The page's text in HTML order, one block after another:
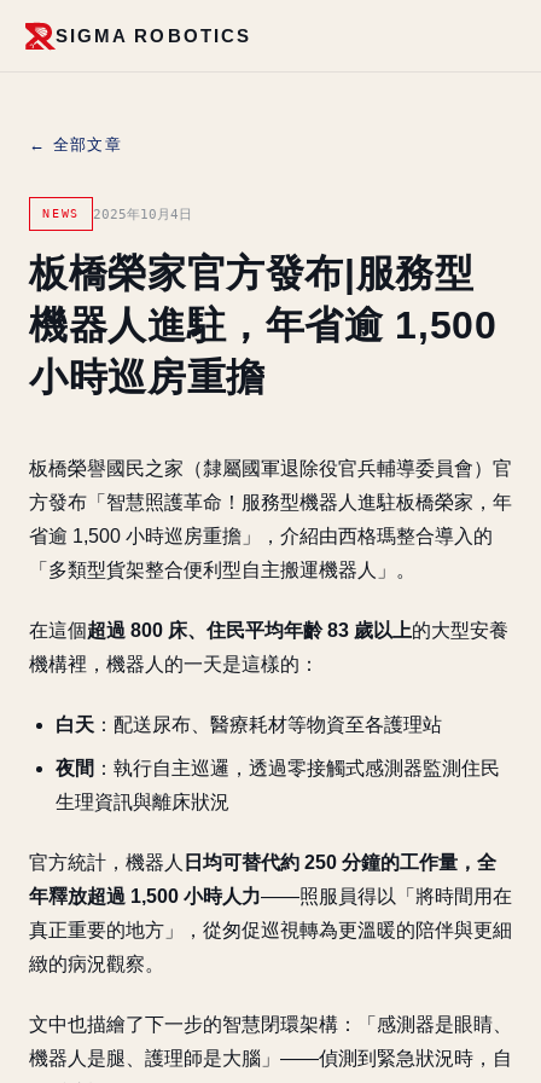
SIGMA ROBOTICS
← 全部文章
NEWS 2025年10月4日
板橋榮家官方發布|服務型
機器人進駐，年省逾 1,500
小時巡房重擔
板橋榮譽國民之家（隸屬國軍退除役官兵輔導委員會）官
方發布「智慧照護革命！服務型機器人進駐板橋榮家，年
省逾 1,500 小時巡房重擔」，介紹由西格瑪整合導入的
「多類型貨架整合便利型自主搬運機器人」。
在這個超過 800 床、住民平均年齡 83 歲以上的大型安養
機構裡，機器人的一天是這樣的：
白天 ：配送尿布、醫療耗材等物資至各護理站
夜間 ：執行自主巡邏，透過零接觸式感測器監測住民
生理資訊與離床狀況
官方統計，機器人 日均可替代約 250 分鐘的工作量，全
年釋放超過 1,500 小時人力——照服員得以「將時間用在
真正重要的地方」，從匆促巡視轉為更溫暖的陪伴與更細
緻的病況觀察。
文中也描繪了下一步的智慧閉環架構：「感測器是眼睛、
機器人是腿、護理師是大腦」——偵測到緊急狀況時，自